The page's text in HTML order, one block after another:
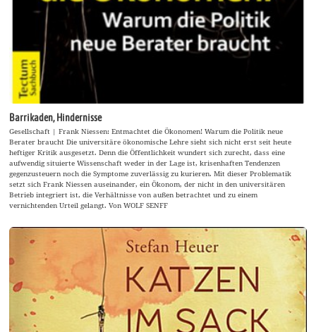
Barrikaden, Hindernisse
Gesellschaft | Frank Niessen: Entmachtet die Ökonomen! Warum die Politik neue
Berater braucht Die universitäre ökonomische Lehre sieht sich nicht erst seit heute
heftiger Kritik ausgesetzt. Denn die Öffentlichkeit wundert sich zurecht, dass eine
aufwendig situierte Wissenschaft weder in der Lage ist, krisenhaften Tendenzen
gegenzusteuern noch die Symptome zuverlässig zu kurieren. Mit dieser Problematik
setzt sich Frank Niessen auseinander, ein Ökonom, der nicht in den universitären
Betrieb integriert ist, die Verhältnisse von außen betrachtet und zu einem
vernichtenden Urteil gelangt. Von WOLF SENFF